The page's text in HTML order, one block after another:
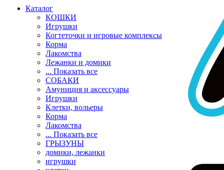
Каталог
КОШКИ
Игрушки
Когтеточки и игровые комплексы
Корма
Лакомства
Лежанки и домики
... Показать все
СОБАКИ
Амуниция и аксессуары
Игрушки
Клетки, вольеры
Корма
Лакомства
... Показать все
ГРЫЗУНЫ
домики, лежанки
игрушки